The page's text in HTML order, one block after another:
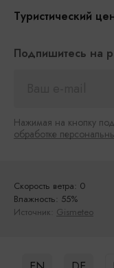
Туристический
Подпишитесь на
Нажимая на кнопку
обработке
Скорость ветра: 0
Влажность: 55%
Источник: Gismeteo